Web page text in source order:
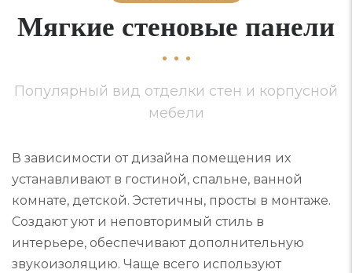
Мягкие стеновые панели
Популярный вид отделки стен и корпусной
мебели
В зависимости от дизайна помещения их
устанавливают в гостиной, спальне, ванной
комнате, детской. Эстетичны, просты в монтаже.
Создают уют и неповторимый стиль в
интерьере, обеспечивают дополнительную
звукоизоляцию. Чаще всего используют